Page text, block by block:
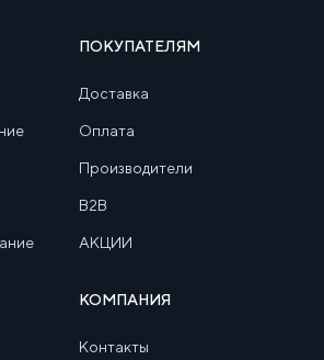
ПОКУПАТЕЛЯМ
Доставка
Оплата
Производители
B2B
АКЦИИ
КОМПАНИЯ
Контакты